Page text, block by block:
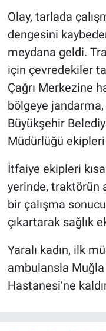
Olay, tarlada
dengesini
meydana geldi.
için çevredekiler
Çağrı Merkezine
bölgeye
Büyükşehir
Müdürlüğü
İtfaiye ekipleri
yerinde, traktörün
bir çalışma
çıkartarak sağlık
Yaralı kadın, ilk
ambulansla
Hastanesi’ne